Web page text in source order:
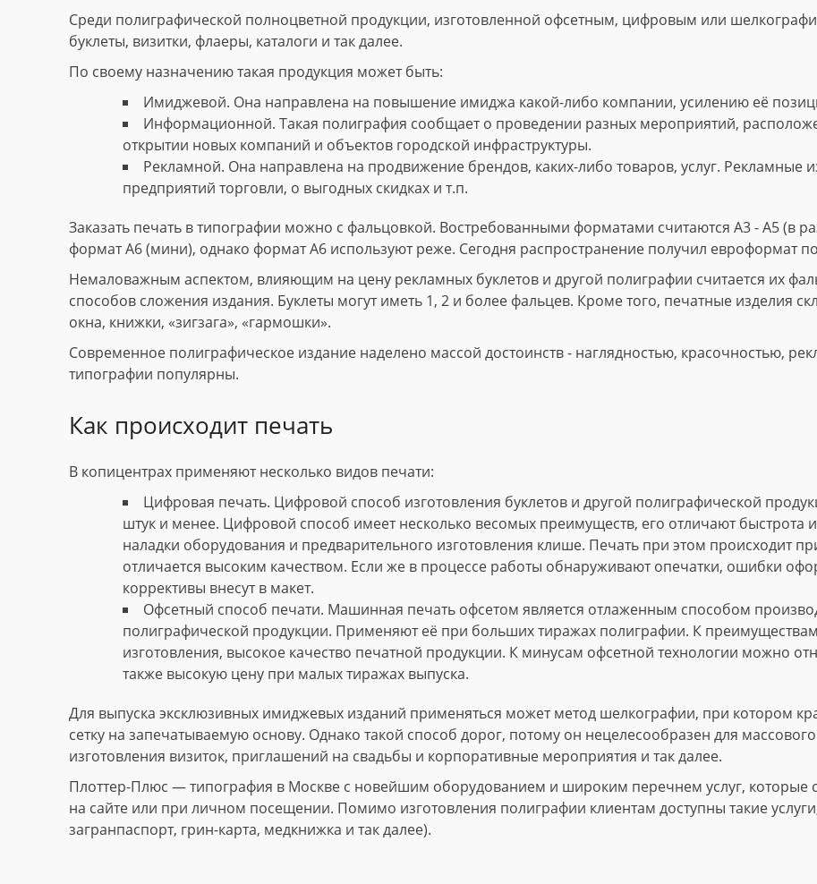
Среди полиграфической полноцветной продукции, изготовленной офсетным, цифровым или
буклеты, визитки, флаеры, каталоги и так далее.
По своему назначению такая продукция может быть:
Имиджевой. Она направлена на повышение имиджа какой-либо компании, усилению её
Информационной. Такая полиграфия сообщает о проведении разных мероприятий,
открытии новых компаний и объектов городской инфраструктуры.
Рекламной. Она направлена на продвижение брендов, каких-либо товаров, услуг. Рекламные
предприятий торговли, о выгодных скидках и т.п.
Заказать печать в типографии можно с фальцовкой. Востребованными форматами считаются А3 - А5 (в
формат А6 (мини), однако формат А6 используют реже. Сегодня распространение получил евроформат
Немаловажным аспектом, влияющим на цену рекламных буклетов и другой полиграфии считается их
способов сложения издания. Буклеты могут иметь 1, 2 и более фальцев. Кроме того, печатные изделия
окна, книжки, «зигзага», «гармошки».
Современное полиграфическое издание наделено массой достоинств - наглядностью, красочностью,
типографии популярны.
Как происходит печать
В копицентрах применяют несколько видов печати:
Цифровая печать. Цифровой способ изготовления буклетов и другой полиграфической
штук и менее. Цифровой способ имеет несколько весомых преимуществ, его отличают быстрота
наладки оборудования и предварительного изготовления клише. Печать при этом происходит
отличается высоким качеством. Если же в процессе работы обнаруживают опечатки, ошибки
коррективы внесут в макет.
Офсетный способ печати. Машинная печать офсетом является отлаженным способом
полиграфической продукции. Применяют её при больших тиражах полиграфии. К
изготовления, высокое качество печатной продукции. К минусам офсетной технологии можно
также высокую цену при малых тиражах выпуска.
Для выпуска эксклюзивных имиджевых изданий применяться может метод шелкографии, при котором
сетку на запечатываемую основу. Однако такой способ дорог, потому он нецелесообразен для
изготовления визиток, приглашений на свадьбы и корпоративные мероприятия и так далее.
Плоттер-Плюс — типография в Москве с новейшим оборудованием и широким перечнем услуг, которые
на сайте или при личном посещении. Помимо изготовления полиграфии клиентам доступны такие
загранпаспорт, грин-карта, медкнижка и так далее).